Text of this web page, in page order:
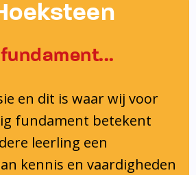
en dit is waar wij voor
fundament betekent
leerling een
kennis en vaardigheden